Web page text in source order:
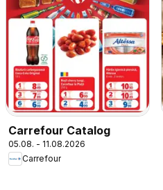
Carrefour Catalog
05.08. - 11.08.2026
Carrefour